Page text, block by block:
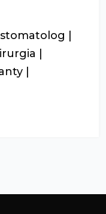
stomatolog |
|
|